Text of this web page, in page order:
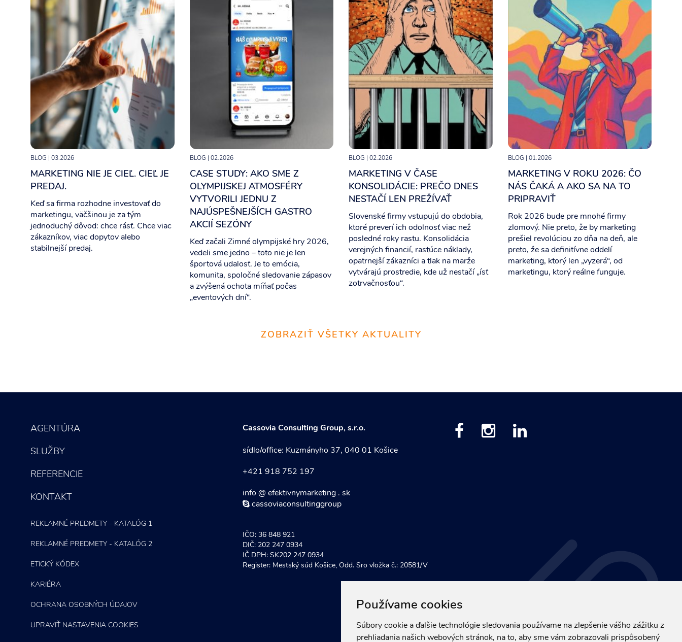
Používame cookies
Súbory cookie a ďalšie technológie sledovania používame na zlepšenie vášho zážitku z
prehliadania našich webových stránok, na to, aby sme vám zobrazovali prispôsobený
BLOG | 03.2026
MARKETING NIE JE CIEĽ. CIEĽ JE
PREDAJ.
Keď sa firma rozhodne investovať do
marketingu, väčšinou je za tým
jednoduchý dôvod: chce rásť. Chce viac
zákazníkov, viac dopytov alebo
stabilnejší predaj.
BLOG | 02.2026
CASE STUDY: AKO SME Z
OLYMPIJSKEJ ATMOSFÉRY
VYTVORILI JEDNU Z
NAJÚSPEŠNEJŠÍCH GASTRO
AKCIÍ SEZÓNY
Keď začali Zimné olympijské hry 2026,
vedeli sme jedno – toto nie je len
športová udalosť. Je to emócia,
komunita, spoločné sledovanie zápasov
a zvýšená ochota míňať počas
„eventových dní“.
BLOG | 02.2026
MARKETING V ČASE
KONSOLIDÁCIE: PREČO DNES
NESTAČÍ LEN PREŽÍVAŤ
Slovenské firmy vstupujú do obdobia,
ktoré preverí ich odolnosť viac než
posledné roky rastu. Konsolidácia
verejných financií, rastúce náklady,
opatrnejší zákazníci a tlak na marže
vytvárajú prostredie, kde už nestačí „ísť
zotrvačnosťou“.
BLOG | 01.2026
MARKETING V ROKU 2026: ČO
NÁS ČAKÁ A AKO SA NA TO
PRIPRAVIŤ
Rok 2026 bude pre mnohé firmy
zlomový. Nie preto, že by marketing
prešiel revolúciou zo dňa na deň, ale
preto, že sa definitívne oddelí
marketing, ktorý len „vyzerá“, od
marketingu, ktorý reálne funguje.
ZOBRAZIŤ VŠETKY AKTUALITY
AGENTÚRA
SLUŽBY
REFERENCIE
KONTAKT
REKLAMNÉ PREDMETY - KATALÓG 1
REKLAMNÉ PREDMETY - KATALÓG 2
ETICKÝ KÓDEX
KARIÉRA
OCHRANA OSOBNÝCH ÚDAJOV
UPRAVIŤ NASTAVENIA COOKIES
Cassovia Consulting Group, s.r.o.
sídlo/office: Kuzmányho 37, 040 01 Košice
+421 918 752 197
info @ efektivnymarketing . sk
cassoviaconsultinggroup
IČO: 36 848 921
DIČ: 202 247 0934
IČ DPH: SK202 247 0934
Register: Mestský súd Košice, Odd. Sro vložka č.: 20581/V